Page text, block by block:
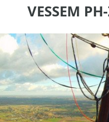
VESSEM